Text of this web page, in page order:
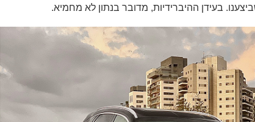
בעידן ההיברידיות, מדובר בנתון לא מחמיא.